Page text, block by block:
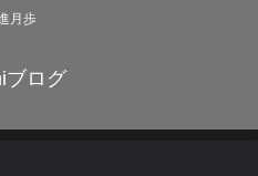
月歩
ブログ